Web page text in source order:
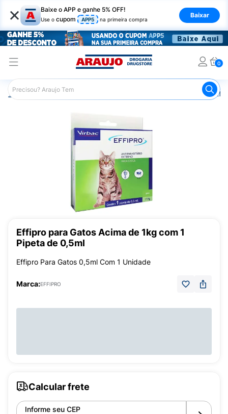
× Baixe o APP e ganhe 5% OFF!
Use o cupom APP5 na primeira compra
Baixar
0
Araujo Pet Shop
Effipro para Gatos Acima de 1kg com 1
Pipeta de 0,5ml
Effipro Para Gatos 0,5ml Com 1 Unidade
Marca:EFFIPRO
Calcular frete
Informe seu CEP